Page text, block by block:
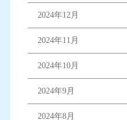
2024年12月
2024年11月
2024年10月
2024年9月
2024年8月